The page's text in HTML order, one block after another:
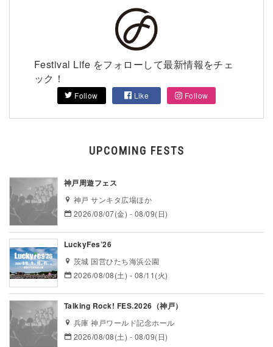
Festival Life をフォローして最新情報をチェ
ック！
Follow Like Follow
UPCOMING FESTS
神戸周遊フェス
神戸 サンキタ広場ほか
2026/08/07(金) - 08/09(日)
LuckyFes’26
茨城 国営ひたち海浜公園
2026/08/08(土) - 08/11(火)
Talking Rock! FES.2026（神戸）
兵庫 神戸ワールド記念ホール
2026/08/08(土) - 08/09(日)